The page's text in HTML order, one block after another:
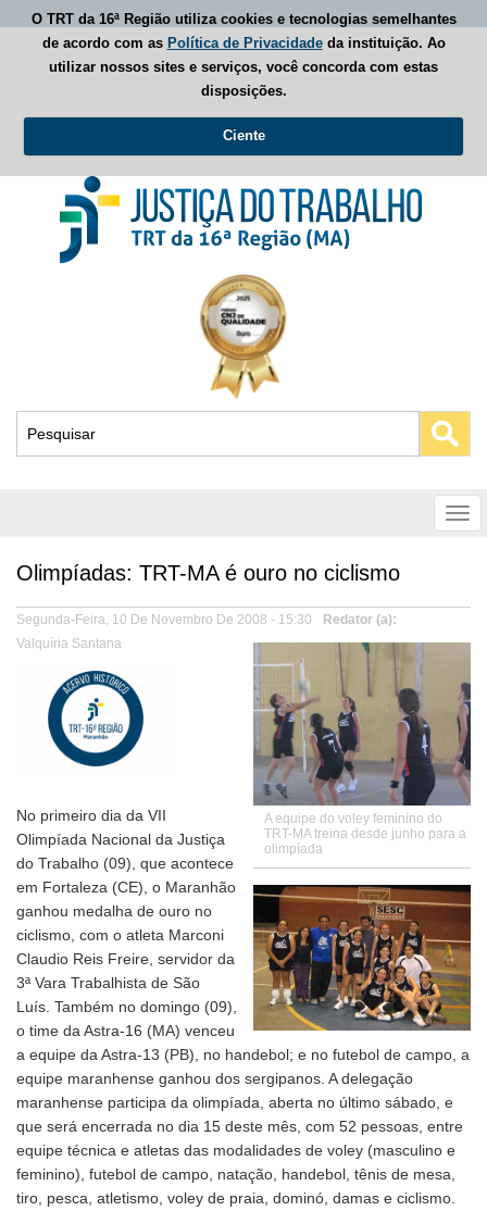
O TRT da 16ª Região utiliza cookies e tecnologias semelhantes
de acordo com as Política de Privacidadeda instituição. Ao
utilizar nossos sites e serviços, você concorda com estas
disposições.
Ciente
Olimpíadas: TRT-MA é ouro no ciclismo
Segunda-Feira, 10 De Novembro De 2008 - 15:30
Redator (a)
Valquíria Santana
A equipe do voley feminino do
TRT-MA treina desde junho para a
olimpíada
No primeiro dia da VII
Olimpíada Nacional da Justiça
do Trabalho (09), que acontece
em Fortaleza (CE), o Maranhão
ganhou medalha de ouro no
ciclismo, com o atleta Marconi
Claudio Reis Freire, servidor da
3ª Vara Trabalhista de São
Luís. Também no domingo (09),
o time da Astra-16 (MA) venceu
a equipe da Astra-13 (PB), no handebol; e no futebol de campo, a
equipe maranhense ganhou dos sergipanos. A delegação
maranhense participa da olimpíada, aberta no último sábado, e
que será encerrada no dia 15 deste mês, com 52 pessoas, entre
equipe técnica e atletas das modalidades de voley (masculino e
feminino), futebol de campo, natação, handebol, tênis de mesa,
tiro, pesca, atletismo, voley de praia, dominó, damas e ciclismo.